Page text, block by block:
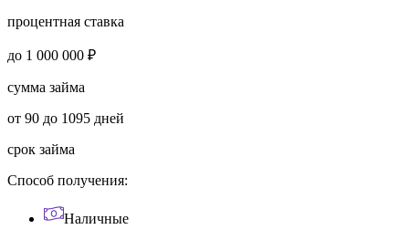
процентная ставка
до 1 000 000 ₽
сумма займа
от 90 до 1095 дней
срок займа
Способ получения:
Наличные